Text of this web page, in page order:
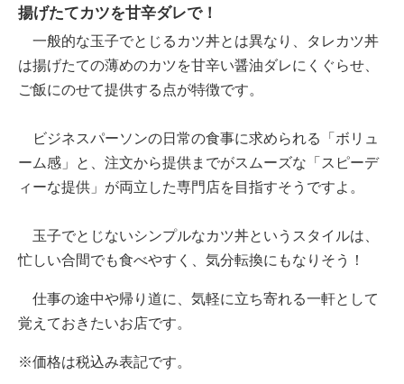
揚げたてカツを甘辛ダレで！
一般的な玉子でとじるカツ丼とは異なり、タレカツ丼
は揚げたての薄めのカツを甘辛い醤油ダレにくぐらせ、
ご飯にのせて提供する点が特徴です。
ビジネスパーソンの日常の食事に求められる「ボリュ
ーム感」と、注文から提供までがスムーズな「スピーデ
ィーな提供」が両立した専門店を目指すそうですよ。
玉子でとじないシンプルなカツ丼というスタイルは、
忙しい合間でも食べやすく、気分転換にもなりそう！
仕事の途中や帰り道に、気軽に立ち寄れる一軒として
覚えておきたいお店です。
※価格は税込み表記です。